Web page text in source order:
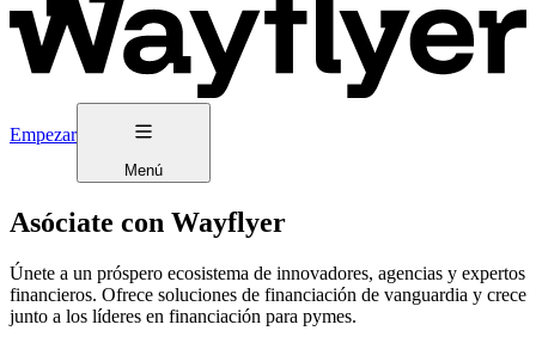
Empezar
Menú
Asóciate con Wayflyer
Únete a un próspero ecosistema de innovadores, agencias y expertos
financieros. Ofrece soluciones de financiación de vanguardia y crece
junto a los líderes en financiación para pymes.